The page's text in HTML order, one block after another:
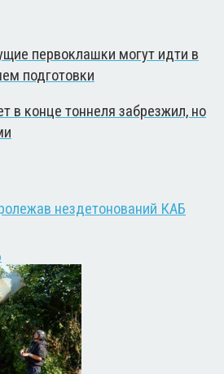
первоклашки могут идти в
подготовки
в конце тоннеля забрезжил, но
нездетонований КАБ